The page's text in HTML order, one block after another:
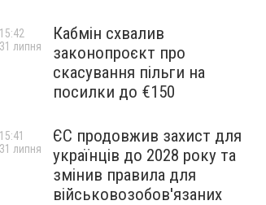
Кабмін схвалив
законопроєкт про
скасування пільги на
посилки до €150
15:42
31 липня
ЄС продовжив захист для
українців до 2028 року та
змінив правила для
військовозобов'язаних
15:41
31 липня